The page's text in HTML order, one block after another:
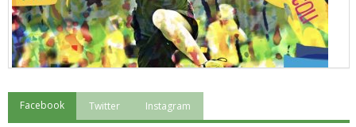
"Superare gli ostacoli": la relazione di Tiziano Pesce al CN Uisp
Facebook Twitter Instagram